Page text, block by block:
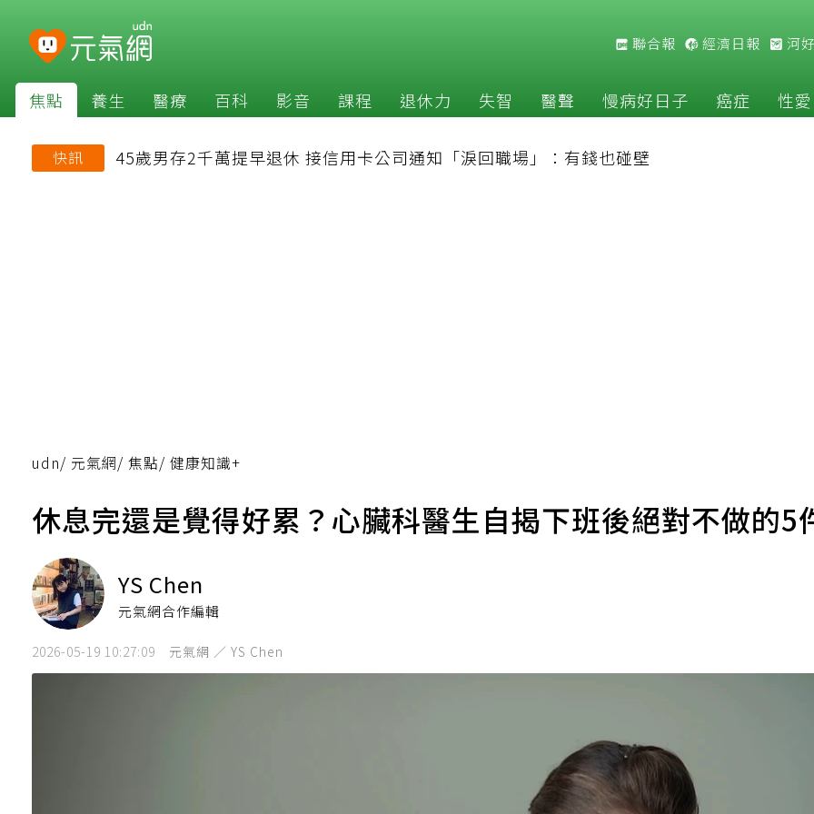
聯合報 經濟日報 河
焦點 養生 醫療 百科 影音 課程 退休力 失智 醫聲 慢病好日子 癌症 性愛
快訊 45歲男存2千萬提早退休 接信用卡公司通知「淚回職場」：有錢也碰壁
udn/ 元氣網/ 焦點/ 健康知識+
休息完還是覺得好累？心臟科醫生自揭下班後絕對不做的5
YS Chen
元氣網合作編輯
2026-05-19 10:27:09 元氣網 ／ YS Chen